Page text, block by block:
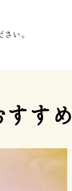
い。
すめ